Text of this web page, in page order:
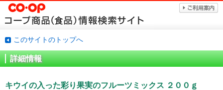
このサイトのトップへ
詳細情報
キウイの入った彩り果実のフルーツミックス ２００ｇ